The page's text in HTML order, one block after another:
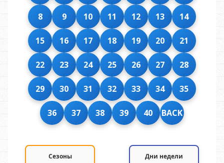
8 9 10 11 12 13 14
15 16 17 18 19 20 21
22 23 24 25 26 27 28
29 30 31 32 33 34 35
36 37 38 39 40 BACK
Сезоны Дни недели